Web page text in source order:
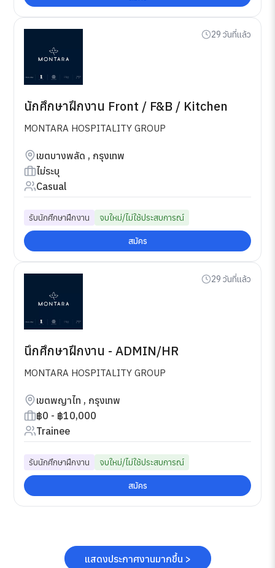
29 วันที่แล้ว
นักศึกษาฝึกงาน Front / F&B / Kitchen
MONTARA HOSPITALITY GROUP
เขตบางพลัด , กรุงเทพ
ไม่ระบุ
Casual
รับนักศึกษาฝึกงาน จบใหม่/ไม่ใช้ประสบการณ์
สมัคร
29 วันที่แล้ว
นึกศึกษาฝึกงาน - ADMIN/HR
MONTARA HOSPITALITY GROUP
เขตพญาไท , กรุงเทพ
฿0 - ฿10,000
Trainee
รับนักศึกษาฝึกงาน จบใหม่/ไม่ใช้ประสบการณ์
สมัคร
แสดงประกาศงานมากขึ้น >